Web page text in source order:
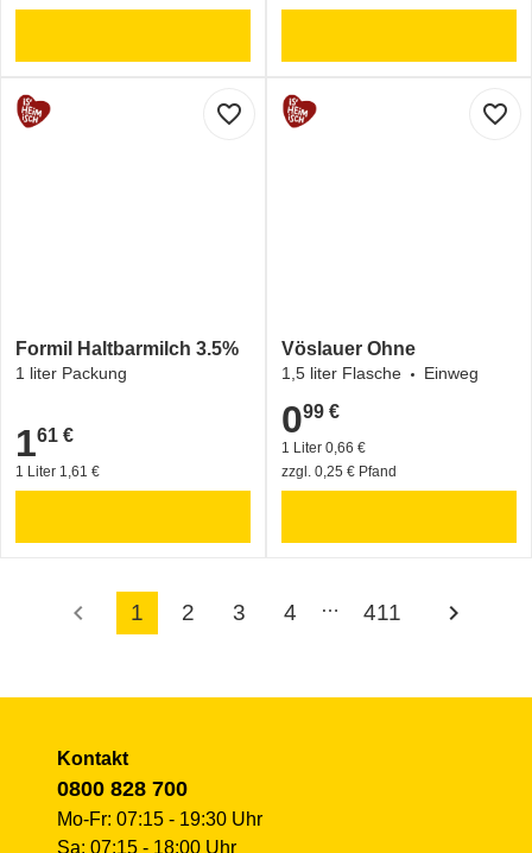
favorite_border
Formil Haltbarmilch 3.5%
1 liter Packung
1,61 €
161 €
1 Liter 1,61 €
favorite_border
Vöslauer Ohne
1,5 liter Flasche Einweg
0,99 €
099 €
1 Liter 0,66 €
zzgl. 0,25 € Pfand
chevron_left 1 2 3 4 … 411 chevron_right
Kontakt
0800 828 700
Mo-Fr: 07:15 - 19:30 Uhr
Sa: 07:15 - 18:00 Uhr